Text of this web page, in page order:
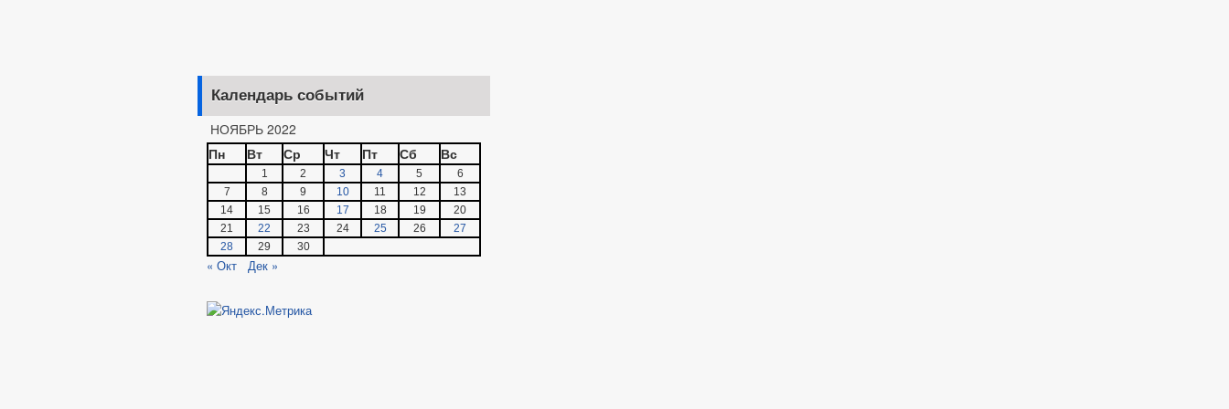
Календарь событий
НОЯБРЬ 2022
Пн
Вт Ср Чт Пт Сб Вс
1 2 3 4 5
6
7
8 9 10 11 12
13
14
15 16 17 18 19
20
21
22 23 24 25 26
27
28
29 30
« Окт Дек »